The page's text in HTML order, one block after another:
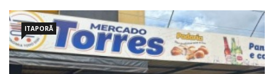
ITAPORÃ